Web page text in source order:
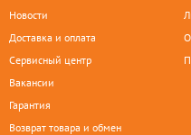
Новости
Доставка и оплата
Сервисный центр
Вакансии
Гарантия
Возврат товара и обмен